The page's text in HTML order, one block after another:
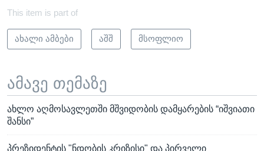
This item is part of
ახალი ამბები აშშ მსოფლიო
ამავე თემაზე
ახლო აღმოსავლეთში მშვიდობის დამყარების “იშვიათი
შანსი”
პრეზიდენტის "ნდობის კრიზისი" და პირველი